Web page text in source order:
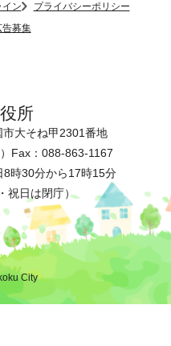
ン
プライバシーポリシー
告募集
所
市大そね甲2301番地
Fax：088-863-1167
8時30分から17時15分
祝日は閉庁）
City